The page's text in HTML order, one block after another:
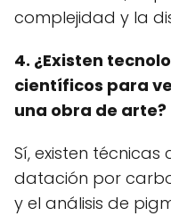
complejidad y la
4. ¿Existen
científicos para
una obra de arte?
Sí, existen
datación por
y el análisis de